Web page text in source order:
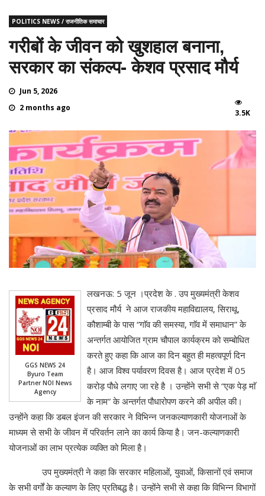
POLITICS NEWS / राजनीतिक समाचार
गरीबों के जीवन को खुशहाल बनाना,
सरकार का संकल्प- केशव प्रसाद मौर्य
Jun 5, 2026
2 months ago
3.5K
GGS NEWS 24
Byuro Team
Partner NOI News
Agency
लखनऊ: 5 जून ।प्रदेश के . उप मुख्यमंत्री केशव
प्रसाद मौर्य ने आज राजकीय महाविद्यालय, सिराथू,
कौशाम्बी के पास “गाॅव की समस्या, गाॅव में समाधान” के
अन्तर्गत आयोजित ग्राम चौपाल कार्यक्रम को सम्बोधित
करते हुए कहा कि आज का दिन बहुत ही महत्वपूर्ण दिन
है। आज विश्व पर्यावरण दिवस है। आज प्रदेश में 05
करोड़ पौधे लगाए जा रहे है । उन्होंने सभी से “एक पेड़ माॅ
के नाम” के अन्तर्गत पौधारोपण करने की अपील की।
उन्होंने कहा कि डबल इंजन की सरकार ने विभिन्न जनकल्याणकारी योजनाओं के
माध्यम से सभी के जीवन में परिवर्तन लाने का कार्य किया है। जन-कल्याणकारी
योजनाओं का लाभ प्रत्येक व्यक्ति को मिला है।
उप मुख्यमंत्री ने कहा कि सरकार महिलाओं, युवाओं, किसानों एवं समाज
के सभी वर्गों के कल्याण के लिए प्रतिबद्ध है। उन्होंने सभी से कहा कि विभिन्न विभागों